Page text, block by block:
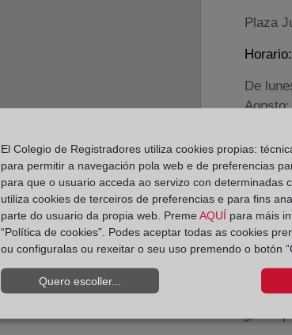
Plaza
Horario:
De
Los
Datos
Datos
El Colegio de Registradores utiliza cookies propias:
para permitir a navegación pola web e de preferencias
para que o usuario acceda ao servizo con determinadas
utiliza cookies de terceiros de preferencias e para fins
parte do usuario da propia web. Preme AQUÍ para máis
“Política de cookies”. Podes aceptar todas as cookies
ou configuralas ou rexeitar o seu uso premendo o botón
Quero escoller...